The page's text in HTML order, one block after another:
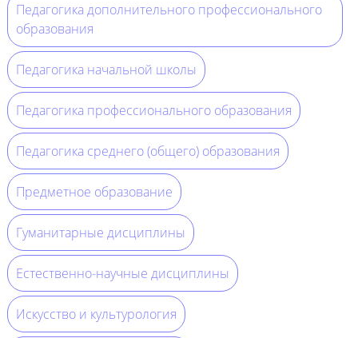
Педагогика дополнительного профессионального
образования
Педагогика начальной школы
Педагогика профессионального образования
Педагогика среднего (общего) образования
Предметное образование
Гуманитарные дисциплины
Естественно-научные дисциплины
Искусство и культурология